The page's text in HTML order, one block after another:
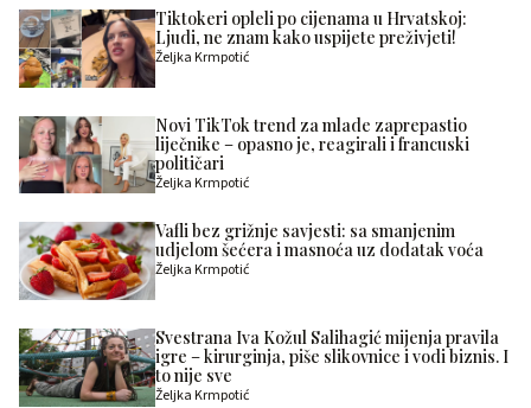
Tiktokeri opleli po cijenama u Hrvatskoj:
Ljudi, ne znam kako uspijete preživjeti!
Željka Krmpotić
Novi TikTok trend za mlade zaprepastio
liječnike – opasno je, reagirali i francuski
političari
Željka Krmpotić
Vafli bez grižnje savjesti: sa smanjenim
udjelom šećera i masnoća uz dodatak voća
Željka Krmpotić
Svestrana Iva Kožul Salihagić mijenja pravila
igre – kirurginja, piše slikovnice i vodi biznis. I
to nije sve
Željka Krmpotić